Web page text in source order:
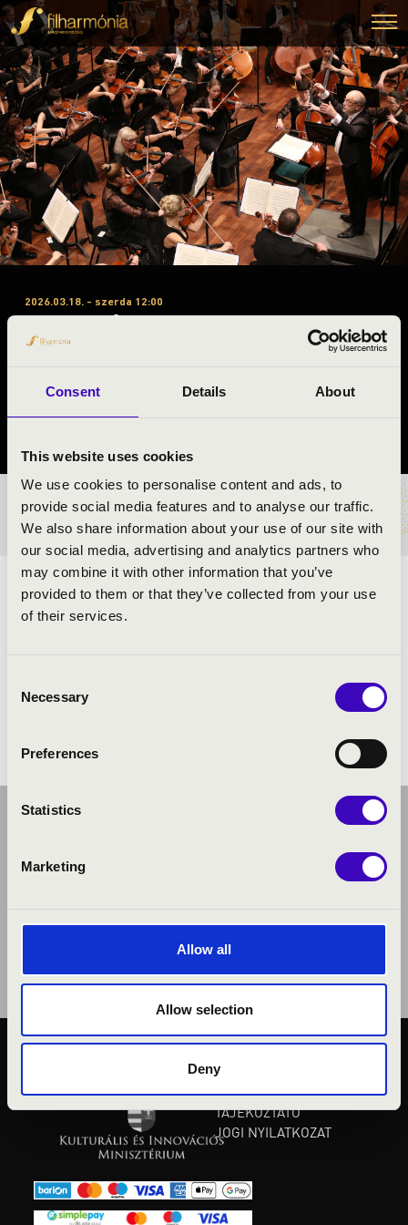
Consent Details About
This website uses cookies
We use cookies to personalise content and ads, to
provide social media features and to analyse our traffic.
We also share information about your use of our site with
our social media, advertising and analytics partners who
may combine it with other information that you’ve
provided to them or that they’ve collected from your use
of their services.
Selection
Necessary
Preferences
Statistics
Marketing
Allow all
Allow selection
Deny
2026.03.18. - szerda 12:00
#ZENEÓRA - SAFAREK
Miskolc
BÉRLET- ÉS JEGYÁRAK
ELŐADÓK:
KÖZÉRDEKŰ ADATOK
ADATVÉDELMI
TÁJÉKOZTATÓ
JOGI NYILATKOZAT